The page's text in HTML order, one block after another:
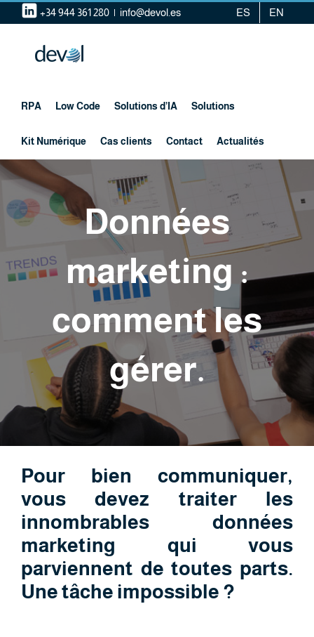
content
+34 944 361 280 | info@devol.es ES EN
RPA Low Code Solutions d’IA Solutions
Kit Numérique Cas clients Contact Actualités
Données
marketing :
comment les
gérer.
Pour bien communiquer,
vous devez traiter les
innombrables données
marketing qui vous
parviennent de toutes parts.
Une tâche impossible ?